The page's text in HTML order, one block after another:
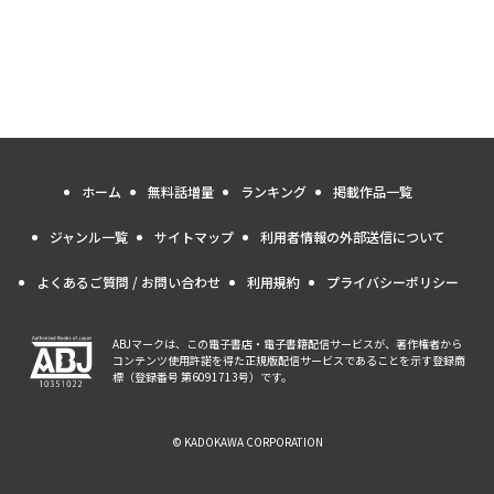
ホーム 無料話増量 ランキング 掲載作品一覧
ジャンル一覧 サイトマップ 利用者情報の外部送信について
よくあるご質問 / お問い合わせ 利用規約 プライバシーポリシー
ABJマークは、この電子書店・電子書籍配信サービスが、著作権者から
コンテンツ使用許諾を得た正規版配信サービスであることを示す登録商
標（登録番号 第6091713号）です。
© KADOKAWA CORPORATION